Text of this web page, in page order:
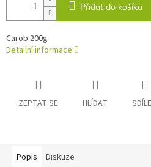
Přidat do košíku
Carob 200g
Detailní informace
ZEPTAT SE HLÍDAT
Popis Diskuze